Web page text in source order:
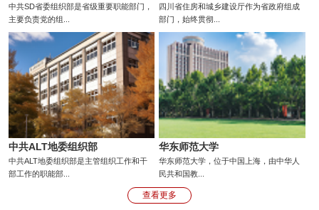
中共SD省委组织部是省级重要职能部门，
主要负责党的组...
四川省住房和城乡建设厅作为省政府组成
部门，始终贯彻...
中共ALT地委组织部
中共ALT地委组织部是主管组织工作和干
部工作的职能部...
华东师范大学
华东师范大学，位于中国上海，由中华人
民共和国教...
查看更多